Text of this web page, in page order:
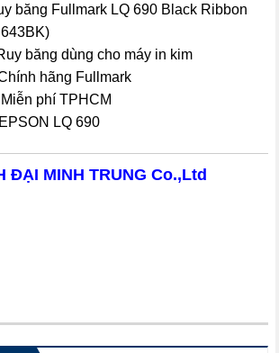
băng Fullmark LQ 690 Black Ribbon
băng dùng cho máy in kim
hãng Fullmark
Miễn phí TPHCM
EPSON LQ 690
ĐẠI MINH TRUNG Co.,Ltd